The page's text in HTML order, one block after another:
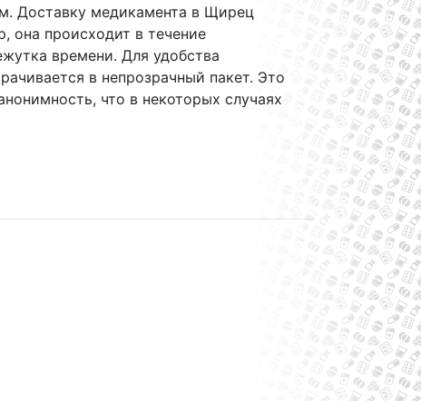
Доставку медикамента в Щирец
она происходит в течение
времени. Для удобства
в непрозрачный пакет. Это
что в некоторых случаях